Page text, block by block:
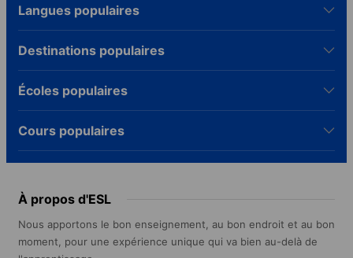
Langues populaires
Destinations populaires
Écoles populaires
Cours populaires
À propos d'ESL
Nous apportons le bon enseignement, au bon endroit et au bon
moment, pour une expérience unique qui va bien au-delà de